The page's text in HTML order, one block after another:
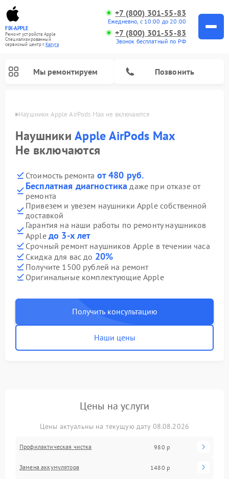
FIX-APPLE
Ремонт устройств Apple
Специализированный
cервисный центр г.Калуга
+7 (800) 301-55-83
Ежедневно, с 10:00 до 20:00
+7 (800) 301-55-83
Звонок бесплатный по РФ
Мы ремонтируем Позвонить
Наушники Apple AirPods Max не включаются
НаушникиApple AirPods Max
Не включаются
Стоимость ремонта от 480 руб.
Бесплатная диагностика даже при отказе от
ремонта
Привезем и увезем наушники Apple собственной
доставкой
Гарантия на наши работы по ремонту наушников
Apple до 3-х лет
Срочный ремонт наушников Apple в течении часа
Скидка для вас до 20%
Получите 1500 рублей на ремонт
Оригинальные комплектующие Apple
Получить консультацию
Наши цены
Цены на услуги
Цены актуальны на текущую дату 08.08.2026
Профилактическая чистка 980 р
Замена аккумулятора 1480 р